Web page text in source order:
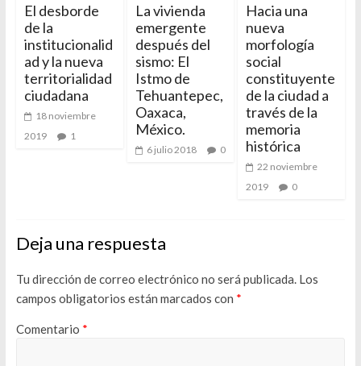
El desborde
de la
institucionalid
ad y la nueva
territorialidad
ciudadana
18 noviembre
2019
1
La vivienda
emergente
después del
sismo: El
Istmo de
Tehuantepec,
Oaxaca,
México.
6 julio 2018 0
Hacia una
nueva
morfología
social
constituyente
de la ciudad a
través de la
memoria
histórica
22 noviembre
2019
0
Deja una respuesta
Tu dirección de correo electrónico no será publicada. Los
campos obligatorios están marcados con *
Comentario *